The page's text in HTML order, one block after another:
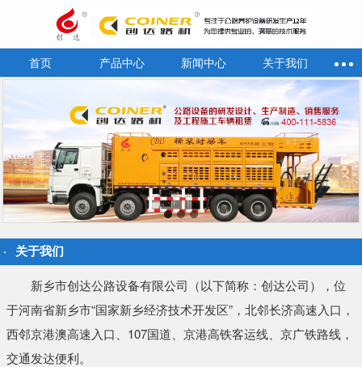
首页 产品中心 新闻中心 关于我们
关于我们
新乡市创达公路设备有限公司（以下简称：创达公司），位
于河南省新乡市“国家新乡经济技术开发区”，北邻长济高速入口，
西邻京港澳高速入口、107国道、京港高铁客运线、京广铁路线，
交通发达便利。